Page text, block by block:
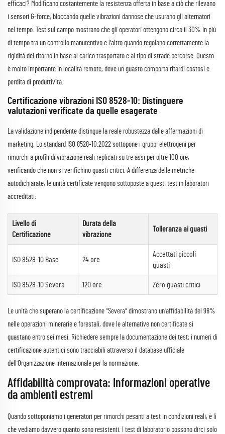
efficaci? Modificano costantemente la resistenza offerta in base a ciò che rilevano
i sensori G-force, bloccando quelle vibrazioni dannose che usurano gli alternatori
nel tempo. Test sul campo mostrano che gli operatori ottengono circa il 30% in più
di tempo tra un controllo manutentivo e l'altro quando regolano correttamente la
rigidità del ritorno in base al carico trasportato e al tipo di strade percorse. Questo
è molto importante in località remote, dove un guasto comporta ritardi costosi e
perdita di produttività.
Certificazione vibrazioni ISO 8528-10: Distinguere
valutazioni verificate da quelle esagerate
La validazione indipendente distingue la reale robustezza dalle affermazioni di
marketing. Lo standard ISO 8528-10:2022 sottopone i gruppi elettrogeni per
rimorchi a profili di vibrazione reali replicati su tre assi per oltre 100 ore,
verificando che non si verifichino guasti critici. A differenza delle metriche
autodichiarate, le unità certificate vengono sottoposte a questi test in laboratori
accreditati:
Livello di
Certificazione
Durata della
vibrazione
Tolleranza ai guasti
ISO 8528-10 Base 24 ore
Accettati piccoli
guasti
ISO 8528-10 Severa 120 ore Zero guasti critici
Le unità che superano la certificazione "Severa" dimostrano un'affidabilità del 98%
nelle operazioni minerarie e forestali, dove le alternative non certificate si
guastano entro sei mesi. Richiedere sempre la documentazione dei test; i numeri di
certificazione autentici sono tracciabili attraverso il database ufficiale
dell'Organizzazione internazionale per la normazione.
Affidabilità comprovata: Informazioni operative
da ambienti estremi
Quando sottoponiamo i generatori per rimorchi pesanti a test in condizioni reali, è lì
che vediamo davvero quanto sono resistenti. I test di laboratorio possono dirci solo